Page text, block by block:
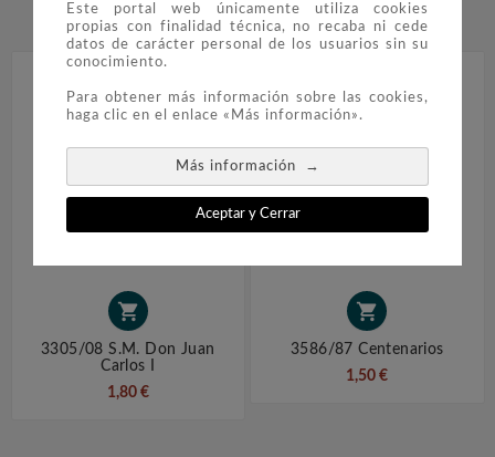
Este portal web únicamente utiliza cookies
propias con finalidad técnica, no recaba ni cede
datos de carácter personal de los usuarios sin su
conocimiento.
Para obtener más información sobre las cookies,
haga clic en el enlace «Más información».
Más información →
Aceptar y Cerrar
 

3305/08 S.M. Don Juan
Carlos I
1,80 €

3586/87 Centenarios
1,50 €